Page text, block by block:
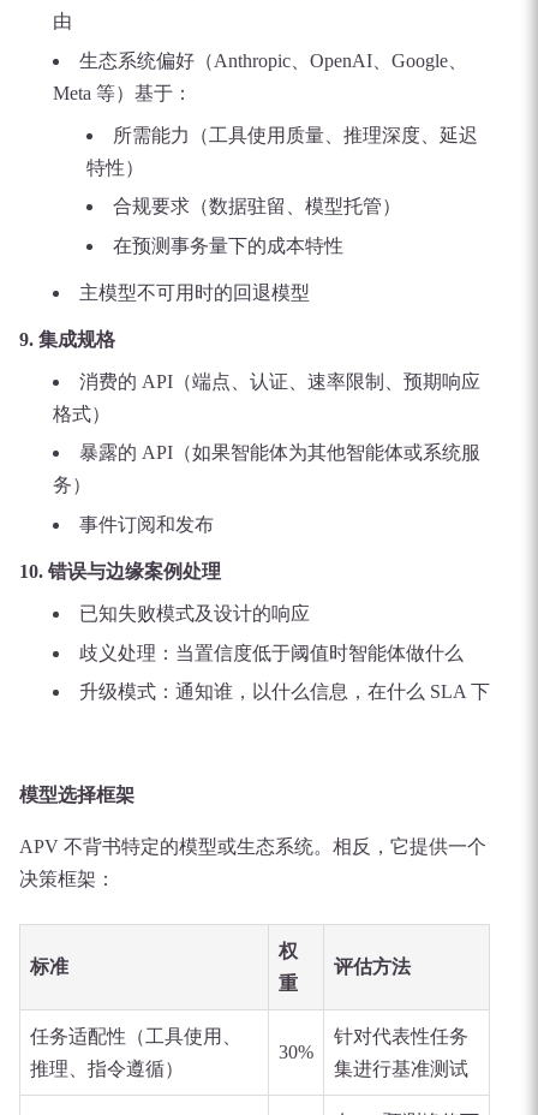
由
生态系统偏好（Anthropic、OpenAI、Google、
Meta 等）基于：
所需能力（工具使用质量、推理深度、延迟
特性）
合规要求（数据驻留、模型托管）
在预测事务量下的成本特性
主模型不可用时的回退模型
9. 集成规格
消费的 API（端点、认证、速率限制、预期响应
格式）
暴露的 API（如果智能体为其他智能体或系统服
务）
事件订阅和发布
10. 错误与边缘案例处理
已知失败模式及设计的响应
歧义处理：当置信度低于阈值时智能体做什么
升级模式：通知谁，以什么信息，在什么 SLA 下
模型选择框架
APV 不背书特定的模型或生态系统。相反，它提供一个
决策框架：
标准
权
重
评估方法
任务适配性（工具使用、
推理、指令遵循）
30%
针对代表性任务
集进行基准测试